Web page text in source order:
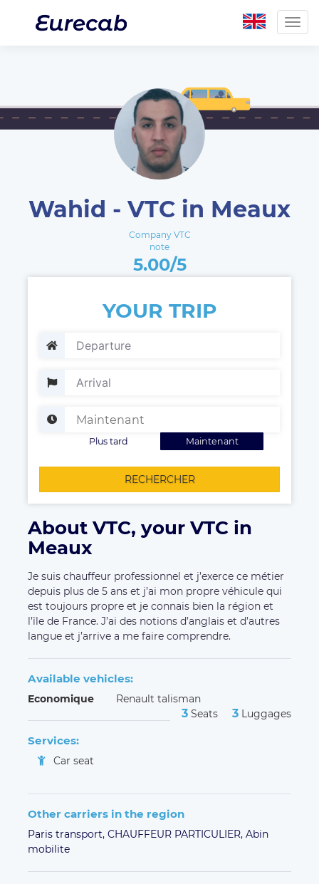
Wahid - VTC in Meaux
Company VTC
note
5.00/5
YOUR TRIP
Maintenant
Plus tard
RECHERCHER
About VTC, your VTC in
Meaux
Je suis chauffeur professionnel et j’exerce ce métier
depuis plus de 5 ans et j’ai mon propre véhicule qui
est toujours propre et je connais bien la région et
l’île de France. J’ai des notions d’anglais et d’autres
langue et j’arrive a me faire comprendre.
Available vehicles:
Economique Renault talisman
3 Seats 3 Luggages
Services:
Car seat
Other carriers in the region
Paris transport, CHAUFFEUR PARTICULIER, Abin
mobilite